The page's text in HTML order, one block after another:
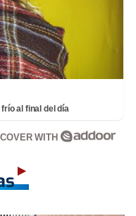
al final del día
WITH